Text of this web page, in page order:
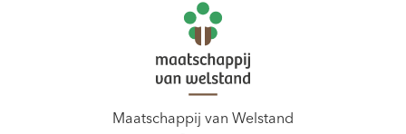
Maatschappij van Welstand